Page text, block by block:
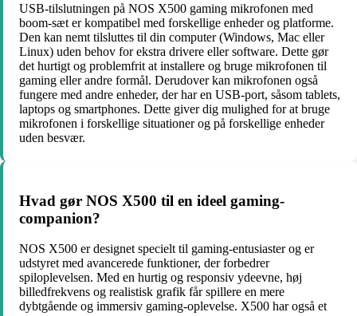
USB-tilslutningen på NOS X500 gaming mikrofonen med
boom-sæt er kompatibel med forskellige enheder og platforme.
Den kan nemt tilsluttes til din computer (Windows, Mac eller
Linux) uden behov for ekstra drivere eller software. Dette gør
det hurtigt og problemfrit at installere og bruge mikrofonen til
gaming eller andre formål. Derudover kan mikrofonen også
fungere med andre enheder, der har en USB-port, såsom tablets,
laptops og smartphones. Dette giver dig mulighed for at bruge
mikrofonen i forskellige situationer og på forskellige enheder
uden besvær.
Hvad gør NOS X500 til en ideel gaming-
companion?
NOS X500 er designet specielt til gaming-entusiaster og er
udstyret med avancerede funktioner, der forbedrer
spiloplevelsen. Med en hurtig og responsiv ydeevne, høj
billedfrekvens og realistisk grafik får spillere en mere
dybtgående og immersiv gaming-oplevelse. X500 har også et